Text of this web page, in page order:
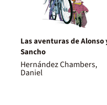
Las aventuras de Alonso
Sancho
Hernández Chambers,
Daniel